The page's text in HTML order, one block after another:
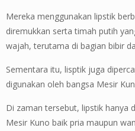
Mereka menggunakan lipstik
diremukkan serta timah putih
wajah, terutama di bagian bibir
Sementara itu, lisptik juga
digunakan oleh bangsa Mesir
Di zaman tersebut, lipstik hanya
Mesir Kuno baik pria maupun